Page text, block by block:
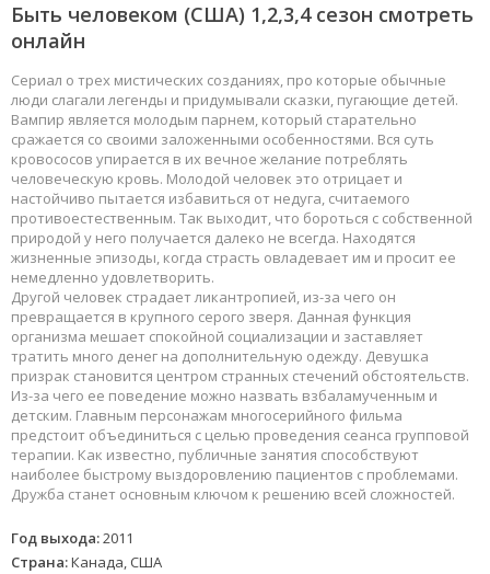
Быть человеком (США) 1,2,3,4 сезон смотреть
онлайн
Сериал о трех мистических созданиях, про которые обычные
люди слагали легенды и придумывали сказки, пугающие детей.
Вампир является молодым парнем, который старательно
сражается со своими заложенными особенностями. Вся суть
кровососов упирается в их вечное желание потреблять
человеческую кровь. Молодой человек это отрицает и
настойчиво пытается избавиться от недуга, считаемого
противоестественным. Так выходит, что бороться с собственной
природой у него получается далеко не всегда. Находятся
жизненные эпизоды, когда страсть овладевает им и просит ее
немедленно удовлетворить.
Другой человек страдает ликантропией, из-за чего он
превращается в крупного серого зверя. Данная функция
организма мешает спокойной социализации и заставляет
тратить много денег на дополнительную одежду. Девушка
призрак становится центром странных стечений обстоятельств.
Из-за чего ее поведение можно назвать взбаламученным и
детским. Главным персонажам многосерийного фильма
предстоит объединиться с целью проведения сеанса групповой
терапии. Как известно, публичные занятия способствуют
наиболее быстрому выздоровлению пациентов с проблемами.
Дружба станет основным ключом к решению всей сложностей.
Год выхода:2011
Страна:Канада, США